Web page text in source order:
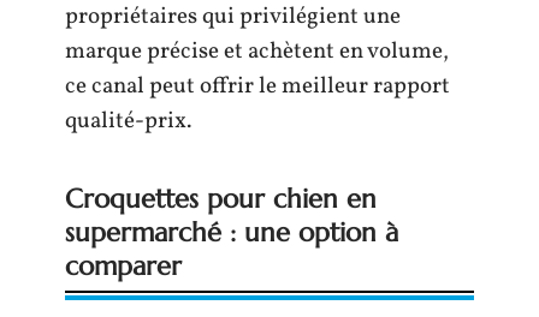
propriétaires qui privilégient une
marque précise et achètent en volume,
ce canal peut offrir le meilleur rapport
qualité-prix.
Croquettes pour chien en
supermarché : une option à
comparer